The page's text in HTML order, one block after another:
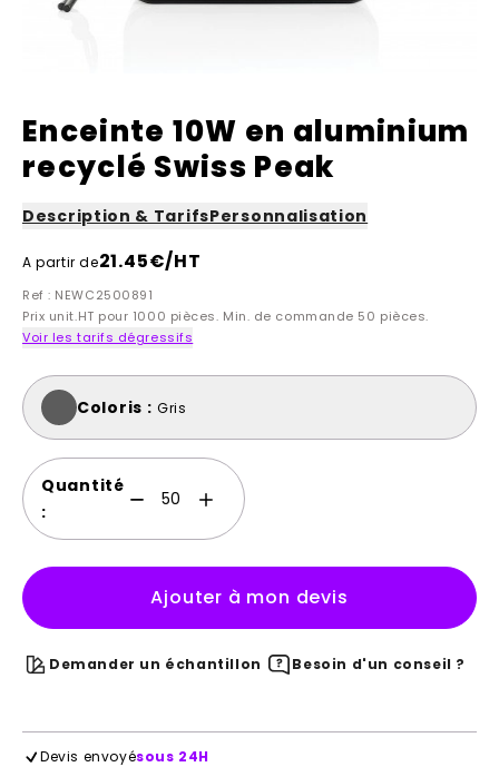
Enceinte 10W en aluminium
recyclé Swiss Peak
Description & TarifsPersonnalisation
A partir de21.45€/HT
Ref : NEWC2500891
Prix unit.HT pour 1000 pièces. Min. de commande 50 pièces.
Voir les tarifs dégressifs
Coloris : Gris
Quantité
:
Ajouter à mon devis
Demander un échantillon Besoin d'un conseil ?
Devis envoyésous 24H